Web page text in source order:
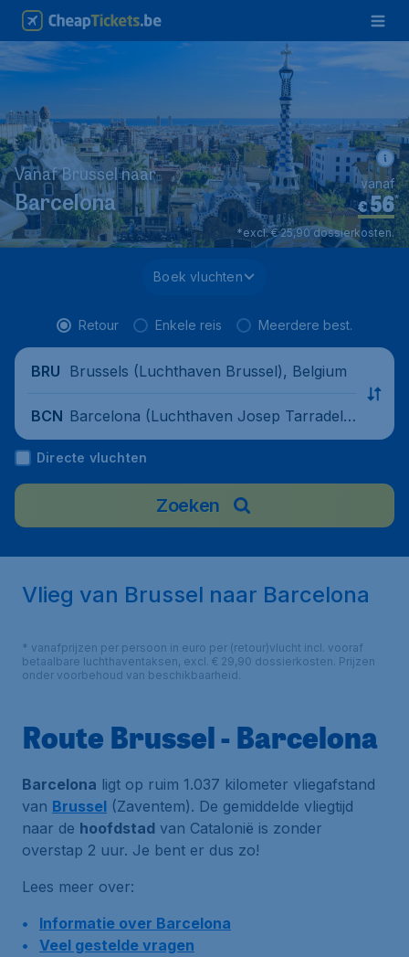
Vanaf Brussel naar
Barcelona €56*
vanaf
*excl. € 25,90 dossierkosten.
Boek vluchten
Retour Enkele reis Meerdere best.
BRU Brussels (Luchthaven Brussel), Belgium
BCN Barcelona (Luchthaven Josep Tarradella
s Barcelona-El Prat), Spain
Directe vluchten
Zoeken
Vlieg van Brussel naar Barcelona
* vanafprijzen per persoon in euro per (retour)vlucht incl. vooraf
betaalbare luchthaventaksen, excl. € 29,90 dossierkosten. Prijzen
onder voorbehoud van beschikbaarheid.
Route Brussel - Barcelona
Barcelona ligt op ruim 1.037 kilometer vliegafstand
van Brussel (Zaventem). De gemiddelde vliegtijd
naar de hoofdstad van Catalonië is zonder
overstap 2 uur. Je bent er dus zo!
Lees meer over:
Informatie over Barcelona
Veel gestelde vragen